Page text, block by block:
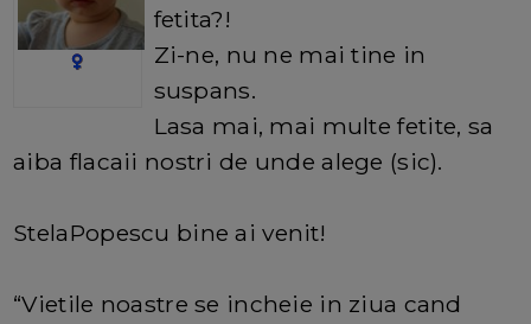
fetita?!
Zi-ne, nu ne mai tine in
suspans.
Lasa mai, mai multe fetite, sa
aiba flacaii nostri de unde alege (sic).
StelaPopescu bine ai venit!
“Vietile noastre se incheie in ziua cand